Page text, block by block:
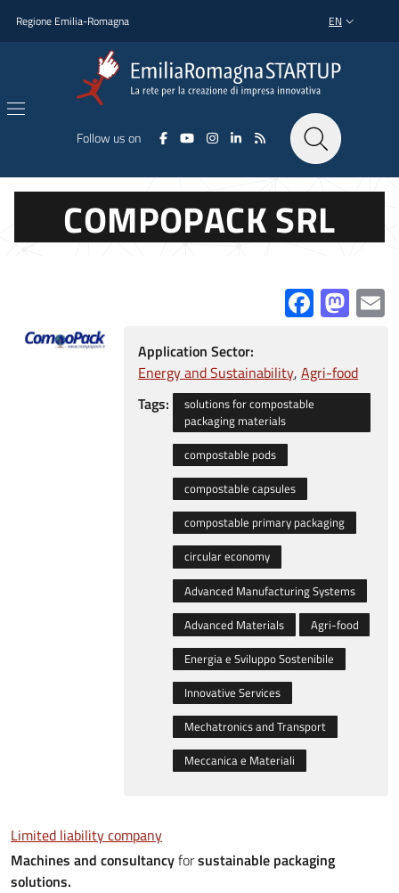
Regione Emilia-Romagna LANGUAGE
EN
Follow us on
COMPOPACK SRL
Application Sector:
Energy and Sustainability Agri-food
Tags:
solutions for compostable
packaging materials
compostable pods
compostable capsules
compostable primary packaging
circular economy
Advanced Manufacturing Systems
Advanced Materials
Agri-food
Energia e Sviluppo Sostenibile
Innovative Services
Mechatronics and Transport
Meccanica e Materiali
Limited liability company
Machines and consultancyforsustainable packaging
solutions.